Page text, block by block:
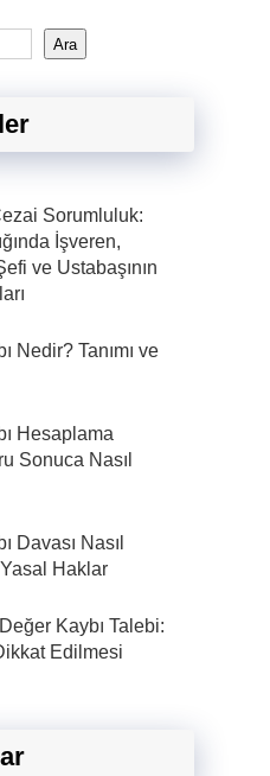
Ara
Sorumluluk:
İşveren,
ve Ustabaşının
Nedir? Tanımı ve
Hesaplama
Sonuca Nasıl
Davası Nasıl
Haklar
Kaybı Talebi:
Edilmesi